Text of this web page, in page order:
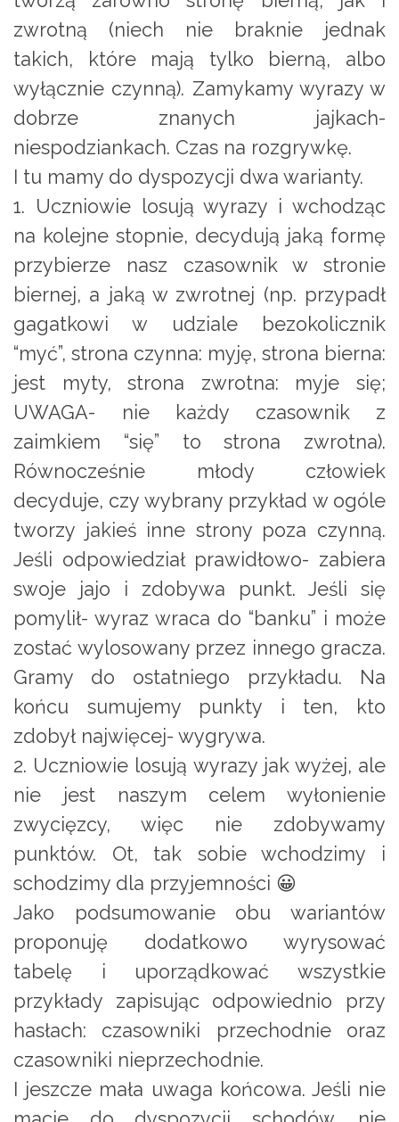
zwrotną (niech nie braknie jednak
takich, które mają tylko bierną, albo
wyłącznie czynną). Zamykamy wyrazy w
dobrze znanych jajkach-
niespodziankach. Czas na rozgrywkę.
I tu mamy do dyspozycji dwa warianty.
1. Uczniowie losują wyrazy i wchodząc
na kolejne stopnie, decydują jaką formę
przybierze nasz czasownik w stronie
biernej, a jaką w zwrotnej (np. przypadł
gagatkowi w udziale bezokolicznik
“myć”, strona czynna: myję, strona bierna:
jest myty, strona zwrotna: myje się;
UWAGA- nie każdy czasownik z
zaimkiem “się” to strona zwrotna).
Równocześnie młody człowiek
decyduje, czy wybrany przykład w ogóle
tworzy jakieś inne strony poza czynną.
Jeśli odpowiedział prawidłowo- zabiera
swoje jajo i zdobywa punkt. Jeśli się
pomylił- wyraz wraca do “banku” i może
zostać wylosowany przez innego gracza.
Gramy do ostatniego przykładu. Na
końcu sumujemy punkty i ten, kto
zdobył najwięcej- wygrywa.
2. Uczniowie losują wyrazy jak wyżej, ale
nie jest naszym celem wyłonienie
zwycięzcy, więc nie zdobywamy
punktów. Ot, tak sobie wchodzimy i
schodzimy dla przyjemności 😀
Jako podsumowanie obu wariantów
proponuję dodatkowo wyrysować
tabelę i uporządkować wszystkie
przykłady zapisując odpowiednio przy
hasłach: czasowniki przechodnie oraz
czasowniki nieprzechodnie.
I jeszcze mała uwaga końcowa. Jeśli nie